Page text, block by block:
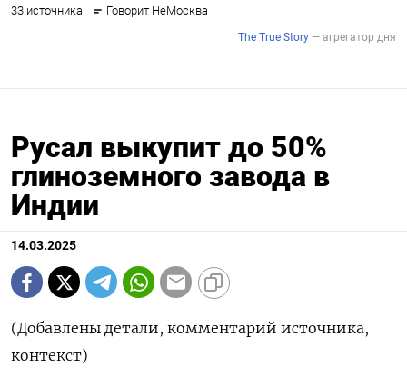
Русал выкупит до 50%
глиноземного завода в
Индии
14.03.2025
(Добавлены детали, комментарий источника,
контекст)